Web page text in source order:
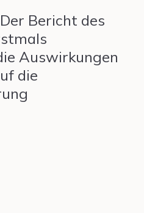
Bericht des
Auswirkungen
die